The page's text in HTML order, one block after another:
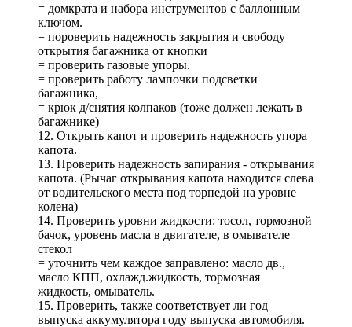
= домкрата и набора инструментов с баллонным
ключом.
= пороверить надежность закрытия и свободу
открытия багажника от кнопки
= проверить газовые упоры.
= проверить работу лампочки подсветки
багажника,
= крюк д/снятия колпаков (тоже должен лежать в
багажнике)
12. Открыть капот и проверить надежность упора
капота.
13. Проверить надежность запирания - открывания
капота. (Рычаг открывания капота находится слева
от водительского места под торпедой на уровне
колена)
14. Проверить уровни жидкости: тосол, тормозной
бачок, уровень масла в двигателе, в омывателе
стекол
= уточнить чем каждое заправлено: масло дв.,
масло КПП, охлажд.жидкость, тормозная
жидкость, омыватель.
15. Проверить, также соответствует ли год
выпуска аккумулятора году выпуска автомобиля.